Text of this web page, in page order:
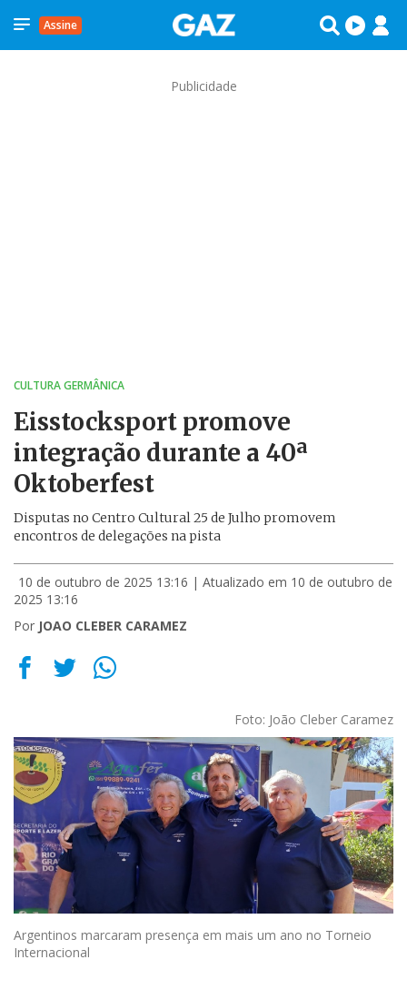
Assine
Publicidade
CULTURA GERMÂNICA
Eisstocksport promove
integração durante a 40ª
Oktoberfest
Disputas no Centro Cultural 25 de Julho promovem
encontros de delegações na pista
10 de outubro de 2025 13:16 | Atualizado em 10 de outubro de
2025 13:16
Por JOAO CLEBER CARAMEZ
Foto: João Cleber Caramez
Argentinos marcaram presença em mais um ano no Torneio
Internacional